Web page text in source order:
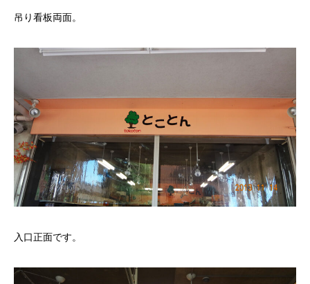
吊り看板両面。
入口正面です。